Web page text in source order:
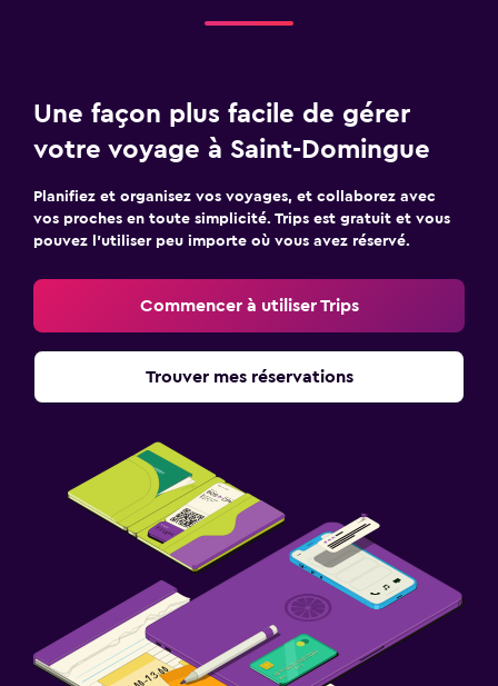
Une façon plus facile de gérer
votre voyage à Saint-Domingue
Planifiez et organisez vos voyages, et collaborez avec
vos proches en toute simplicité. Trips est gratuit et vous
pouvez l’utiliser peu importe où vous avez réservé.
Commencer à utiliser Trips
Trouver mes réservations